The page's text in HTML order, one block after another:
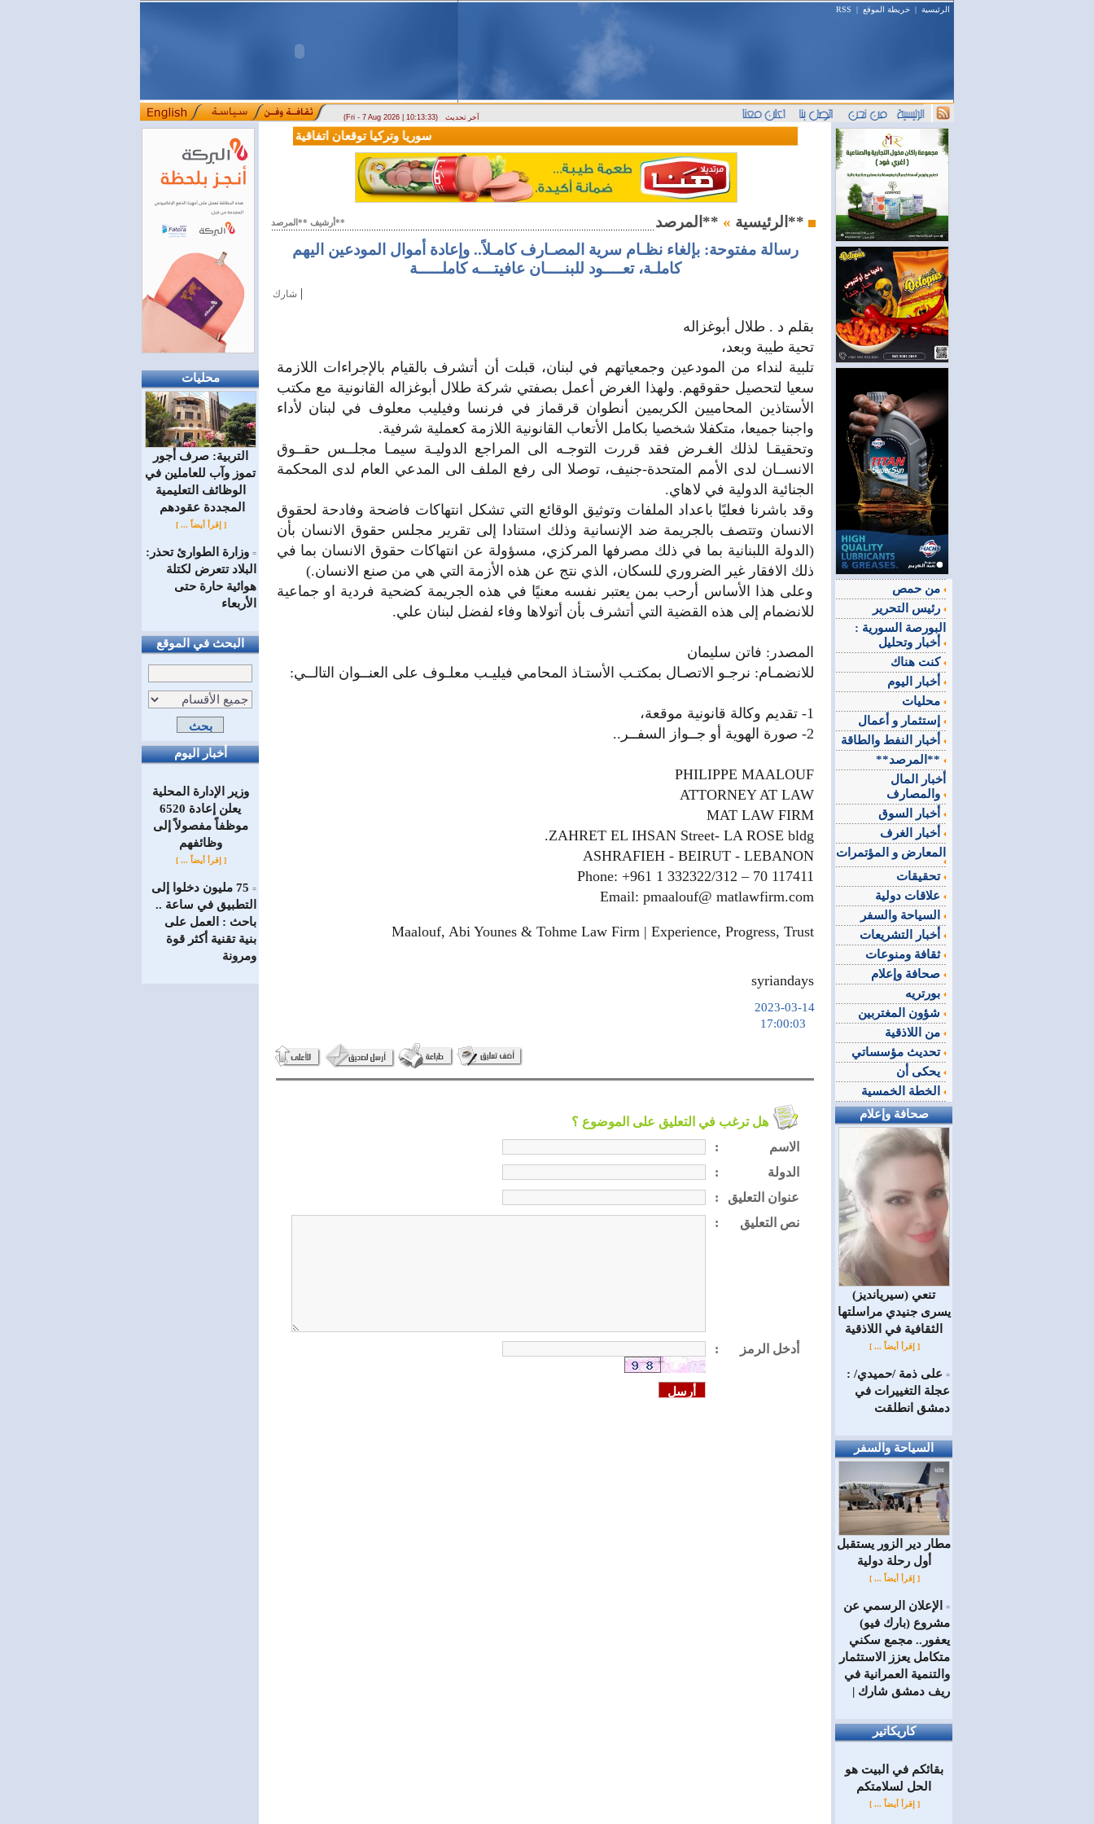
الرئيسية | خريطة الموقع |
RSS
(Fri - 7 Aug 2026 | 10:13:33) آخر تحديث
محليات
التربية: صرف أجور
تموز وآب للعاملين في
الوظائف ‏التعليمية
المجددة عقودهم ‏
[ إقرأ أيضاً ... ]
= وزارة الطوارئ تحذر:
البلاد تتعرض لكتلة
هوائية حارة حتى
الأربعاء
البحث في الموقع
أخبار اليوم
وزير الإدارة المحلية
يعلن إعادة 6520
موظفاً مفصولاً إلى
‏وظائفهم
[ إقرأ أيضاً ... ]
=
75 مليون دخلوا إلى
التطبيق في ساعة ..
باحث : العمل على
بنية تقنية أكثر قوة
ومرونة
سوريا وتركيا توقعان اتفاقية تعاون في مجالي التعليم العالي والبحث العلمي
أرشيف **المرصد** الرئيسية »
**المرصد**
رسالة مفتوحة: بإلغاء نظـام سرية المصـارف كامـلاً.. وإعادة أموال المودعين اليهم
كاملـة، تعــــود للبنــــان عافيتـــه كاملـــــة
شارك |
بقلم د . طلال أبوغزاله
تحية طيبة وبعد،
تلبية لنداء من المودعين وجمعياتهم في لبنان، قبلت أن أتشرف بالقيام بالإجراءات اللازمة
سعيا لتحصيل حقوقهم. ولهذا الغرض أعمل بصفتي شركة طلال أبوغزاله القانونية مع مكتب
الأستاذين المحاميين الكريمين أنطوان قرقماز في فرنسا وفيليب معلوف في لبنان لأداء
واجبنا جميعا، متكفلا شخصيا بكامل الأتعاب القانونية اللازمة كعملية شرفية.
وتحقيقـا لذلك الغـرض فقد قررت التوجـه الى المراجع الدوليـة سيمـا مجلــس حقــوق
الانســان لدى الأمم المتحدة-جنيف، توصلا الى رفع الملف الى المدعي العام لدى المحكمة
الجنائية الدولية في لاهاي.
وقد باشرنا فعليًا باعداد الملفات وتوثيق الوقائع التي تشكل انتهاكات فاضحة وفادحة لحقوق
الانسان وتتصف بالجريمة ضد الإنسانية وذلك استنادا إلى تقرير مجلس حقوق الانسان بأن
(الدولة اللبنانية بما في ذلك مصرفها المركزي، مسؤولة عن انتهاكات حقوق الانسان بما في
ذلك الافقار غير الضروري للسكان، الذي نتج عن هذه الأزمة التي هي من صنع الانسان.)
وعلى هذا الأساس أرحب بمن يعتبر نفسه معنيًا في هذه الجريمة كضحية فردية او جماعية
للانضمام إلى هذه القضية التي أتشرف بأن أتولاها وفاء لفضل لبنان علي.
المصدر: فاتن سليمان
للانضمـام: نرجـو الاتصـال بمكتـب الأستـاذ المحامي فيليـب معلـوف على العنــوان التالــي:
1- تقديم وكالة قانونية موقعة،
2- صورة الهوية أو جــواز السفــر..
PHILIPPE MAALOUF
ATTORNEY AT LAW
MAT LAW FIRM
ZAHRET EL IHSAN Street- LA ROSE bldg.
ASHRAFIEH - BEIRUT - LEBANON
Phone: +961 1 332322/312 – 70 117411
Email: pmaalouf@ matlawfirm.com
Maalouf, Abi Younes & Tohme Law Firm | Experience, Progress, Trust
syriandays
2023-03-14
هل ترغب في التعليق على الموضوع ؟
:
الاسم
:
الدولة
:
عنوان التعليق
:
نص التعليق
: أدخل الرمز
البورصة السورية :
كنت هناك
**المرصد**
أخبار المال
المعارض و المؤتمرات
تحقيقات
ثقافة ومنوعات
تحديث مؤسساتي
صحافة وإعلام
(سيريانديز) تنعي
يسرى جنيدي مراسلتها
الثقافية في اللاذقية
[ إقرأ أيضاً ... ]
= على ذمة /حميدي/ :
عجلة التغييرات في
دمشق انطلقت
السياحة والسفر
مطار دير الزور يستقبل
أول رحلة دولية
[ إقرأ أيضاً ... ]
=
الإعلان الرسمي عن
مشروع (بارك فيو)
يعفور.. مجمع سكني
متكامل يعزز الاستثمار
والتنمية العمرانية في
ريف دمشق شارك |
كاريكاتير
بقائكم في البيت هو
الحل لسلامتكم
[ إقرأ أيضاً ... ]